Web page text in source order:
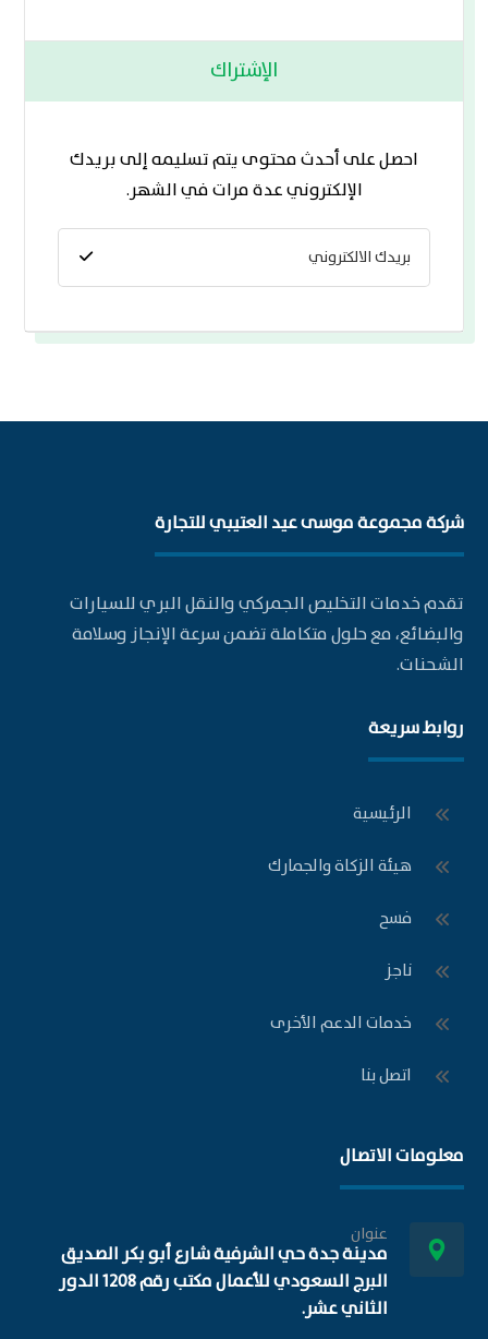
الإشتراك
احصل على أحدث محتوى يتم تسليمه إلى بريدك
الإلكتروني عدة مرات في الشهر.
شركة مجموعة موسى عيد العتيبي للتجارة
تقدم خدمات التخليص الجمركي والنقل البري للسيارات
والبضائع، مع حلول متكاملة تضمن سرعة الإنجاز وسلامة
الشحنات.
روابط سريعة
الرئيسية
هيئة الزكاة والجمارك
فسح
ناجز
خدمات الدعم الأخرى
اتصل بنا
معلومات الاتصال
عنوان
مدينة جدة حي الشرفية شارع أبو بكر الصديق
البرج السعودي للأعمال مكتب رقم 1208 الدور
الثاني عشر.